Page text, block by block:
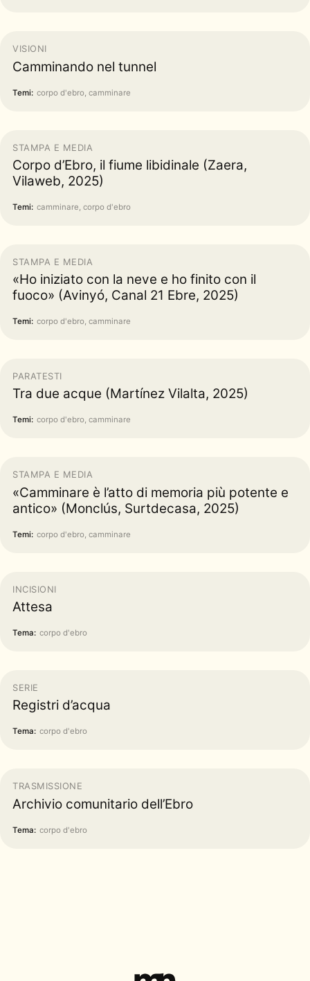
VISIONI
Camminando nel tunnel
Temi: corpo d'ebro, camminare
STAMPA E MEDIA
Corpo d’Ebro, il fiume libidinale (Zaera,
Vilaweb, 2025)
Temi: camminare, corpo d'ebro
STAMPA E MEDIA
«Ho iniziato con la neve e ho finito con il
fuoco» (Avinyó, Canal 21 Ebre, 2025)
Temi: corpo d'ebro, camminare
PARATESTI
Tra due acque (Martínez Vilalta, 2025)
Temi: corpo d'ebro, camminare
STAMPA E MEDIA
«Camminare è l’atto di memoria più potente e
antico» (Monclús, Surtdecasa, 2025)
Temi: corpo d'ebro, camminare
INCISIONI
Attesa
Tema: corpo d'ebro
SERIE
Registri d’acqua
Tema: corpo d'ebro
TRASMISSIONE
Archivio comunitario dell’Ebro
Tema: corpo d'ebro